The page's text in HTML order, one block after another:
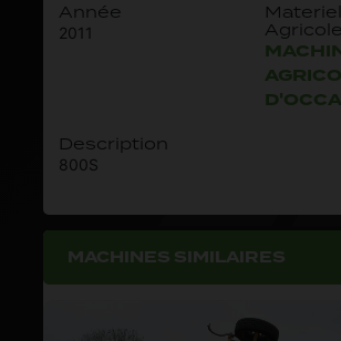
Description
800S
Année
2011
Agricole
MACHINES SIMILAIRES